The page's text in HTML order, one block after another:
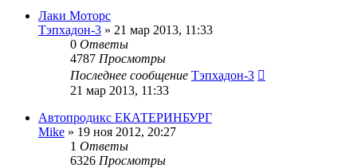
Лаки Моторс
Тэпхадон-3 » 21 мар 2013, 11:33
0 Ответы
4787 Просмотры
Последнее сообщение Тэпхадон-3
21 мар 2013, 11:33
Автопродикс ЕКАТЕРИНБУРГ
Mike » 19 ноя 2012, 20:27
1 Ответы
6326 Просмотры